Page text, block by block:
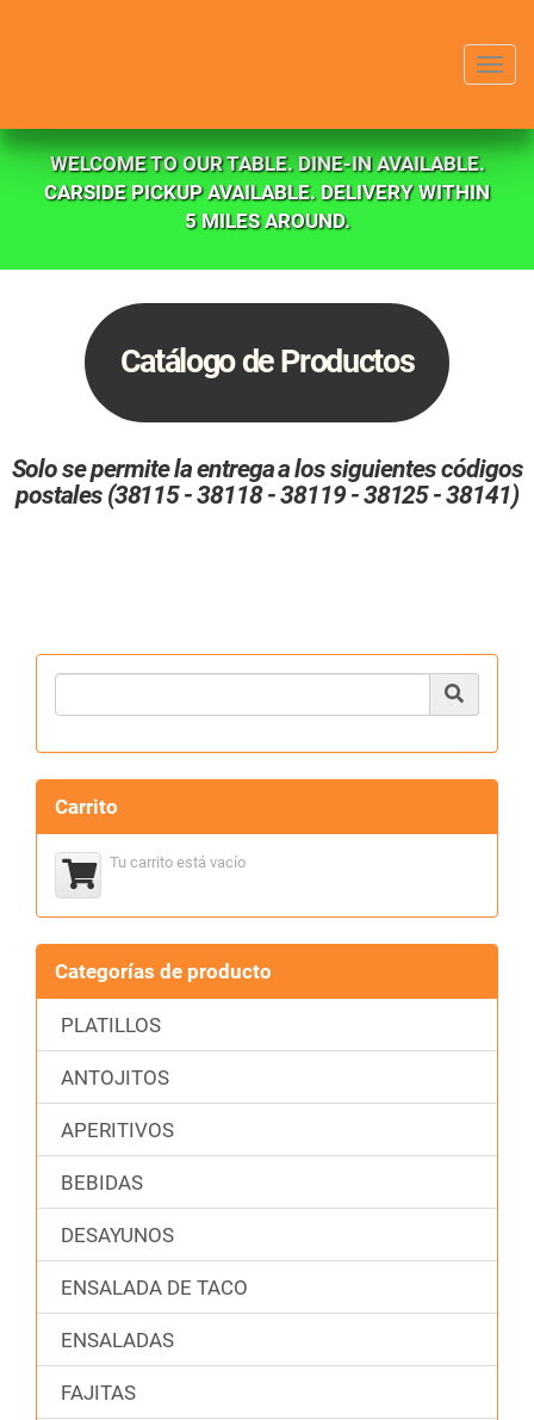
WELCOME TO OUR TABLE. DINE-IN AVAILABLE.
CARSIDE PICKUP AVAILABLE. DELIVERY WITHIN
5 MILES AROUND.
Menu
Catálogo de Productos
Solo se permite la entrega a los siguientes códigos
postales (38115 - 38118 - 38119 - 38125 - 38141)
Carrito
Tu carrito está vacío
Categorías de producto
PLATILLOS
ANTOJITOS
APERITIVOS
BEBIDAS
DESAYUNOS
ENSALADA DE TACO
ENSALADAS
FAJITAS